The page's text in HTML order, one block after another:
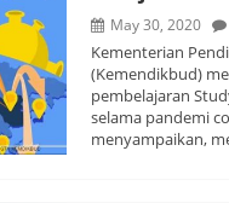
May 30, 2020
Kementerian
(Kemendikbud)
pembelajaran
selama pandemi
menyampaikan,